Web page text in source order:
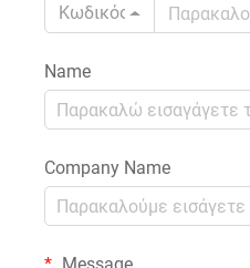
Κωδικός
Name
Company Name